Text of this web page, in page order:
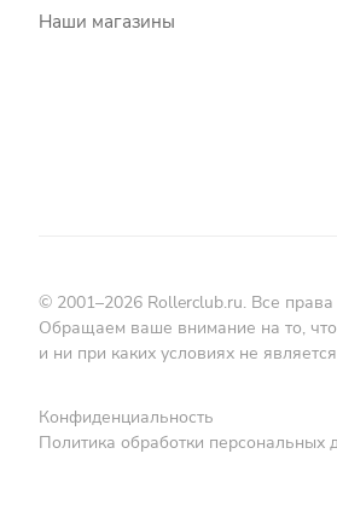
Наши магазины
© 2001–2026 Rollerclub.ru. Все
Обращаем ваше внимание на то,
и ни при каких условиях не
Конфиденциальность
Политика обработки персональных